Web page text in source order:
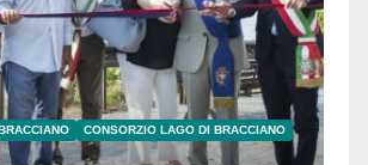
CONSORZIO LAGO DI BRACCIANO